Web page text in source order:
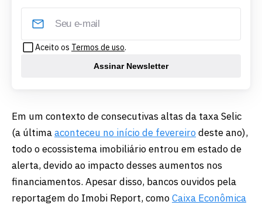
Aceito os Termos de uso.
Assinar Newsletter
Em um contexto de consecutivas altas da taxa Selic
(a últimaaconteceu no início de fevereirodeste ano),
todo o ecossistema imobiliário entrou em estado de
alerta, devido ao impacto desses aumentos nos
financiamentos. Apesar disso, bancos ouvidos pela
reportagem do Imobi Report, comoCaixa Econômica